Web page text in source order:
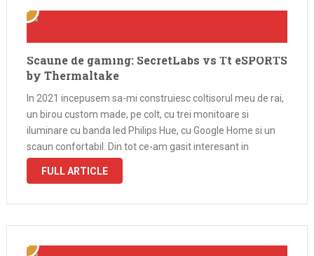
Scaune de gaming: SecretLabs vs Tt eSPORTS
by Thermaltake
In 2021 incepusem sa-mi construiesc coltisorul meu de rai,
un birou custom made, pe colt, cu trei monitoare si
iluminare cu banda led Philips Hue, cu Google Home si un
scaun confortabil. Din tot ce-am gasit interesant in
perioada aia ca pret si calitate, era scaunul …
FULL ARTICLE